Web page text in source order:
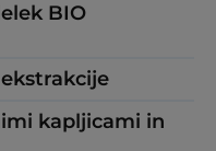
BIO
kapljicami in